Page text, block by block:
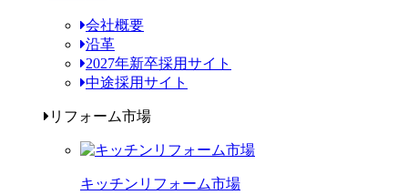
会社概要
沿革
2027年新卒採用サイト
中途採用サイト
リフォーム市場
キッチンリフォーム市場